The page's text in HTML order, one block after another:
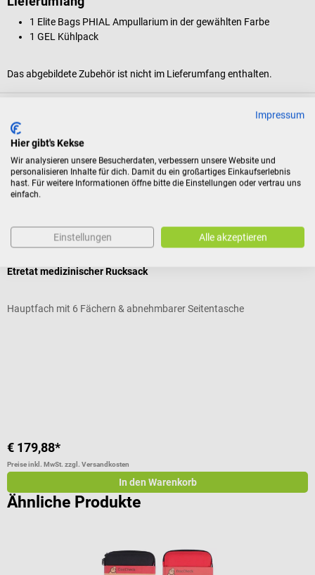
1 Elite Bags PHIAL Ampullarium in der gewählten Farbe
1 GEL Kühlpack
Das abgebildete Zubehör ist nicht im Lieferumfang enthalten.
Bewertungen
Etretat medizinischer Rucksack
Hauptfach mit 6 Fächern & abnehmbarer Seitentasche
€ 179,88*
Preise inkl. MwSt. zzgl. Versandkosten
In den Warenkorb
Ähnliche Produkte
Impressum
Hier gibt's Kekse
Wir analysieren unsere Besucherdaten, verbessern unsere Website und
personalisieren Inhalte für dich. Damit du ein großartiges Einkaufserlebnis
hast. Für weitere Informationen öffne bitte die Einstellungen oder vertrau uns
einfach.
Einstellungen Alle akzeptieren